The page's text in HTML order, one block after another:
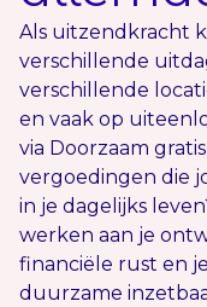
Als uitzendkracht
verschillende
verschillende
en vaak op
via Doorzaam
vergoedingen die
in je dagelijks
werken aan je
financiële rust en
duurzame